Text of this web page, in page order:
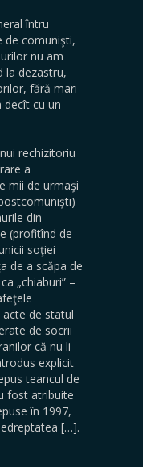
întru
de comunişti,
nu am
la dezastru,
fără mari
decît cu un
rechizitoriu
a
mii de urmaşi
din
(profitînd de
soţiei
de a scăpa de
„chiaburi” –
de statul
de socrii
că nu li
explicit
teancul de
fost atribuite
în 1997,
[…].